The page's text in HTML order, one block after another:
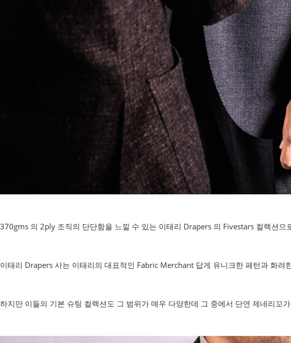
370gms 의 2ply 조직의 단단함을 느낄 수 있는 이태리 Drapers 의 Fivestars 컬렉션으
이태리 Drapers 사는 이태리의 대표적인 Fabric Merchant 답게 유니크한 패턴과 화
하지만 이들의 기본 슈팅 컬렉션도 그 범위가 매우 다양한데 그 중에서 단연 제네리꼬